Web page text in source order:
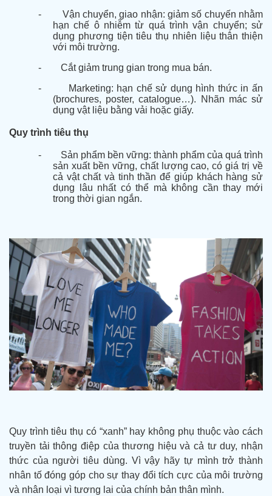
-
Vận chuyển, giao nhận: giảm số chuyến nhằm
hạn chế ô nhiễm từ quá trình vận chuyển; sử
dụng phương tiện tiêu thụ nhiên liệu thân thiện
với môi trường.
-
Cắt giảm trung gian trong mua bán.
-
Marketing: hạn chế sử dụng hình thức in ấn
(brochures, poster, catalogue…). Nhãn mác sử
dụng vật liệu bằng vải hoặc giấy.
Quy trình tiêu thụ
-
Sản phẩm bền vững: thành phẩm của quá trình
sản xuất bền vững, chất lượng cao, có giá trị về
cả vật chất và tinh thần để giúp khách hàng sử
dụng lâu nhất có thể mà không cần thay mới
trong thời gian ngắn.
Quy trình tiêu thụ có “xanh” hay không phụ thuộc vào cách
truyền tải thông điệp của thương hiệu và cả tư duy, nhận
thức của người tiêu dùng. Vì vậy hãy tự mình trở thành
nhân tố đóng góp cho sự thay đổi tích cực của môi trường
và nhân loại vì tương lai của chính bản thân mình.